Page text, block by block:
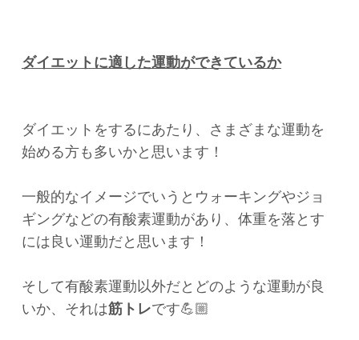
ダイエットに適した運動ができているか
ダイエットをするにあたり、さまざまな運動を
始める方も多いかと思います！
一般的なイメージでいうとウォーキングやジョ
ギングなどの有酸素運動があり、体重を落とす
には良い運動だと思います！
そして有酸素運動以外だとどのような運動が良
いか、それは筋トレです💪🏼